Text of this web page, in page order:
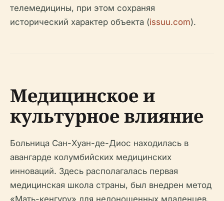
телемедицины, при этом сохраняя
исторический характер объекта (issuu.com).
Медицинское и
культурное влияние
Больница Сан-Хуан-де-Диос находилась в
авангарде колумбийских медицинских
инноваций. Здесь располагалась первая
медицинская школа страны, был внедрен метод